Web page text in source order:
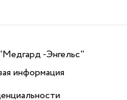
-Энгельс"
информация